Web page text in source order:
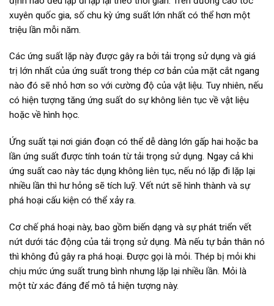
xuyên quốc gia, số chu kỳ ứng suất lớn nhất có thể hơn một
triệu lần mỗi năm.
Các ứng suất lặp này được gây ra bởi tải trọng sử dụng và giá
trị lớn nhất của ứng suất trong thép cơ bản của mặt cắt ngang
nào đó sẽ nhỏ hơn so với cường độ của vật liệu. Tuy nhiên, nếu
có hiện tượng tăng ứng suất do sự không liên tục về vật liệu
hoặc về hình học.
Ứng suất tại nơi gián đoạn có thể dễ dàng lớn gấp hai hoặc ba
lần ứng suất được tính toán từ tải trọng sử dụng. Ngay cả khi
ứng suất cao này tác dụng không liên tục, nếu nó lặp đi lặp lại
nhiều lần thì hư hỏng sẽ tích luỹ. Vết nứt sẽ hình thành và sự
phá hoại cấu kiện có thể xảy ra.
Cơ chế phá hoại này, bao gồm biến dạng và sự phát triển vết
nứt dưới tác động của tải trọng sử dụng. Mà nếu tự bản thân nó
thì không đủ gây ra phá hoại. Được gọi là mỏi. Thép bị mỏi khi
chịu mức ứng suất trung bình nhưng lặp lại nhiều lần. Mỏi là
một từ xác đáng để mô tả hiện tượng này.